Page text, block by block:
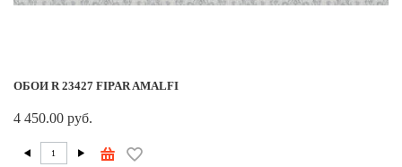
ОБОИ R 23427 FIPAR AMALFI
4 450.00 руб.